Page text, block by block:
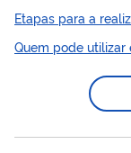
mecânicos de
certificada junto à
Civil - CIAC. As
operacionais para
141-004, IS nº 141-
(OACI), o processo
Etapas para a
Quem pode utilizar